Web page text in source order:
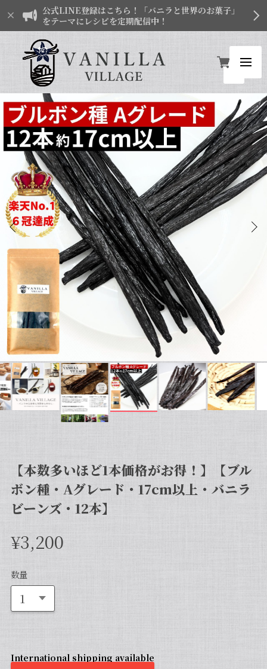
公式LINE登録はこちら！「バニラと世界のお菓子」
をテーマにレシピを定期配信中！
【本数多いほど1本価格がお得！】【ブル
ボン種・Aグレード・17cm以上・バニラ
ビーンズ・12本】
¥3,200
数量
International shipping available